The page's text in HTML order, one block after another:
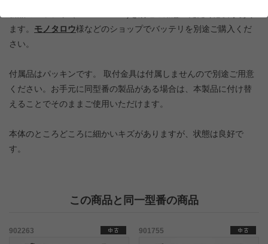
ます。 モノタロウ様などのショップでバッテリを別途ご購入くだ
さい。
付属品はパッキンです。 取付金具は付属しませんので別途ご用意
ください。お手元に同型番の製品がある場合は、本製品に付け替
えることでそのままご使用いただけます。
本体のところどころに細かいキズがありますが、状態は良好で
す。
この商品と同一型番の商品
902263 901755